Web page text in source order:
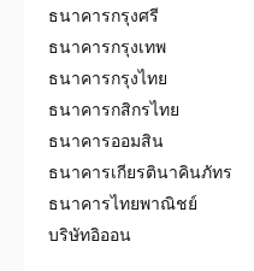
ธนาคารกรุงศรี
ธนาคารกรุงเทพ
ธนาคารกรุงไทย
ธนาคารกสิกรไทย
ธนาคารออมสิน
ธนาคารเกียรตินาคินภัทร
ธนาคารไทยพาณิชย์
บริษัทอิออน